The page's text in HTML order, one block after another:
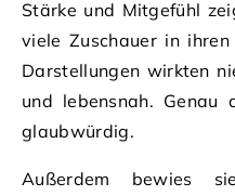
Stärke und Mitgefühl
viele Zuschauer in
Darstellungen wirkten
und lebensnah. Genau
glaubwürdig.
Außerdem bewies